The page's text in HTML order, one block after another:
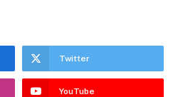
Twitter
YouTube